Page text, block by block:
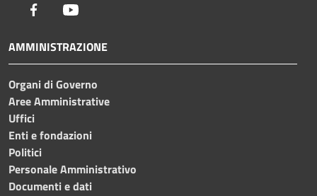
Facebook
AMMINISTRAZIONE
Organi di Governo
Aree Amministrative
Uffici
Enti e fondazioni
Politici
Personale Amministrativo
Documenti e dati